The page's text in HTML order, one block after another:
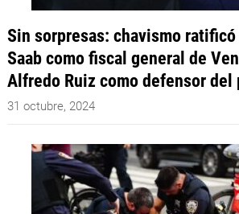
Sin sorpresas: chavismo
Saab como fiscal general de
Alfredo Ruiz como defensor del
31 octubre, 2024